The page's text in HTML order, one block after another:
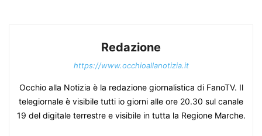
Redazione
https://www.occhioallanotizia.it
Occhio alla Notizia è la redazione giornalistica di FanoTV. Il
telegiornale è visibile tutti io giorni alle ore 20.30 sul canale
19 del digitale terrestre e visibile in tutta la Regione Marche.